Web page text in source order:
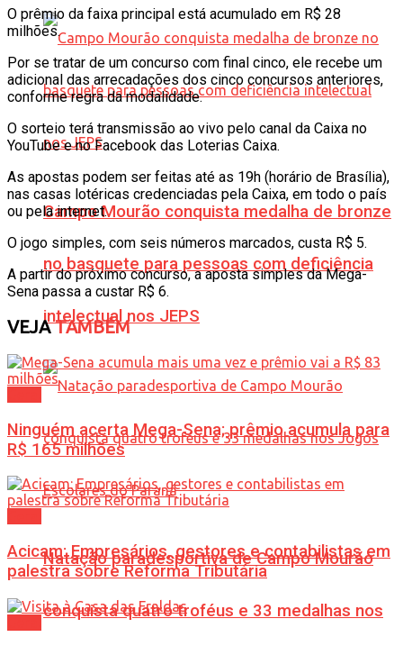
Campo Mourão conquista medalha de bronze
no basquete para pessoas com deficiência
intelectual nos JEPS
Natação paradesportiva de Campo Mourão
conquista quatro troféus e 33 medalhas nos
O prêmio da faixa principal está acumulado em R$ 28
milhões.
Por se tratar de um concurso com final cinco, ele recebe um
adicional das arrecadações dos cinco concursos anteriores,
conforme regra da modalidade.
O sorteio terá transmissão ao vivo pelo canal da Caixa no
YouTube e no Facebook das Loterias Caixa.
As apostas podem ser feitas até as 19h (horário de Brasília),
nas casas lotéricas credenciadas pela Caixa, em todo o país
ou pela internet.
O jogo simples, com seis números marcados, custa R$ 5.
A partir do próximo concurso, a aposta simples da Mega-
Sena passa a custar R$ 6.
VEJATAMBÉM
Ninguém acerta Mega-Sena; prêmio acumula para
R$ 165 milhões
Acicam: Empresários, gestores e contabilistas em
palestra sobre Reforma Tributária